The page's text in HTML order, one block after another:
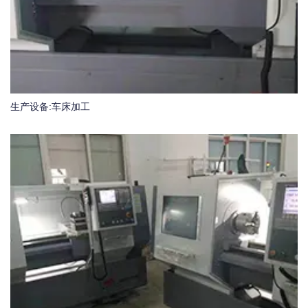
生产设备:车床加工